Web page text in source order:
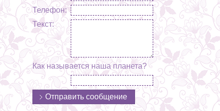
Телефон:
Текст:
Как называется наша планета?